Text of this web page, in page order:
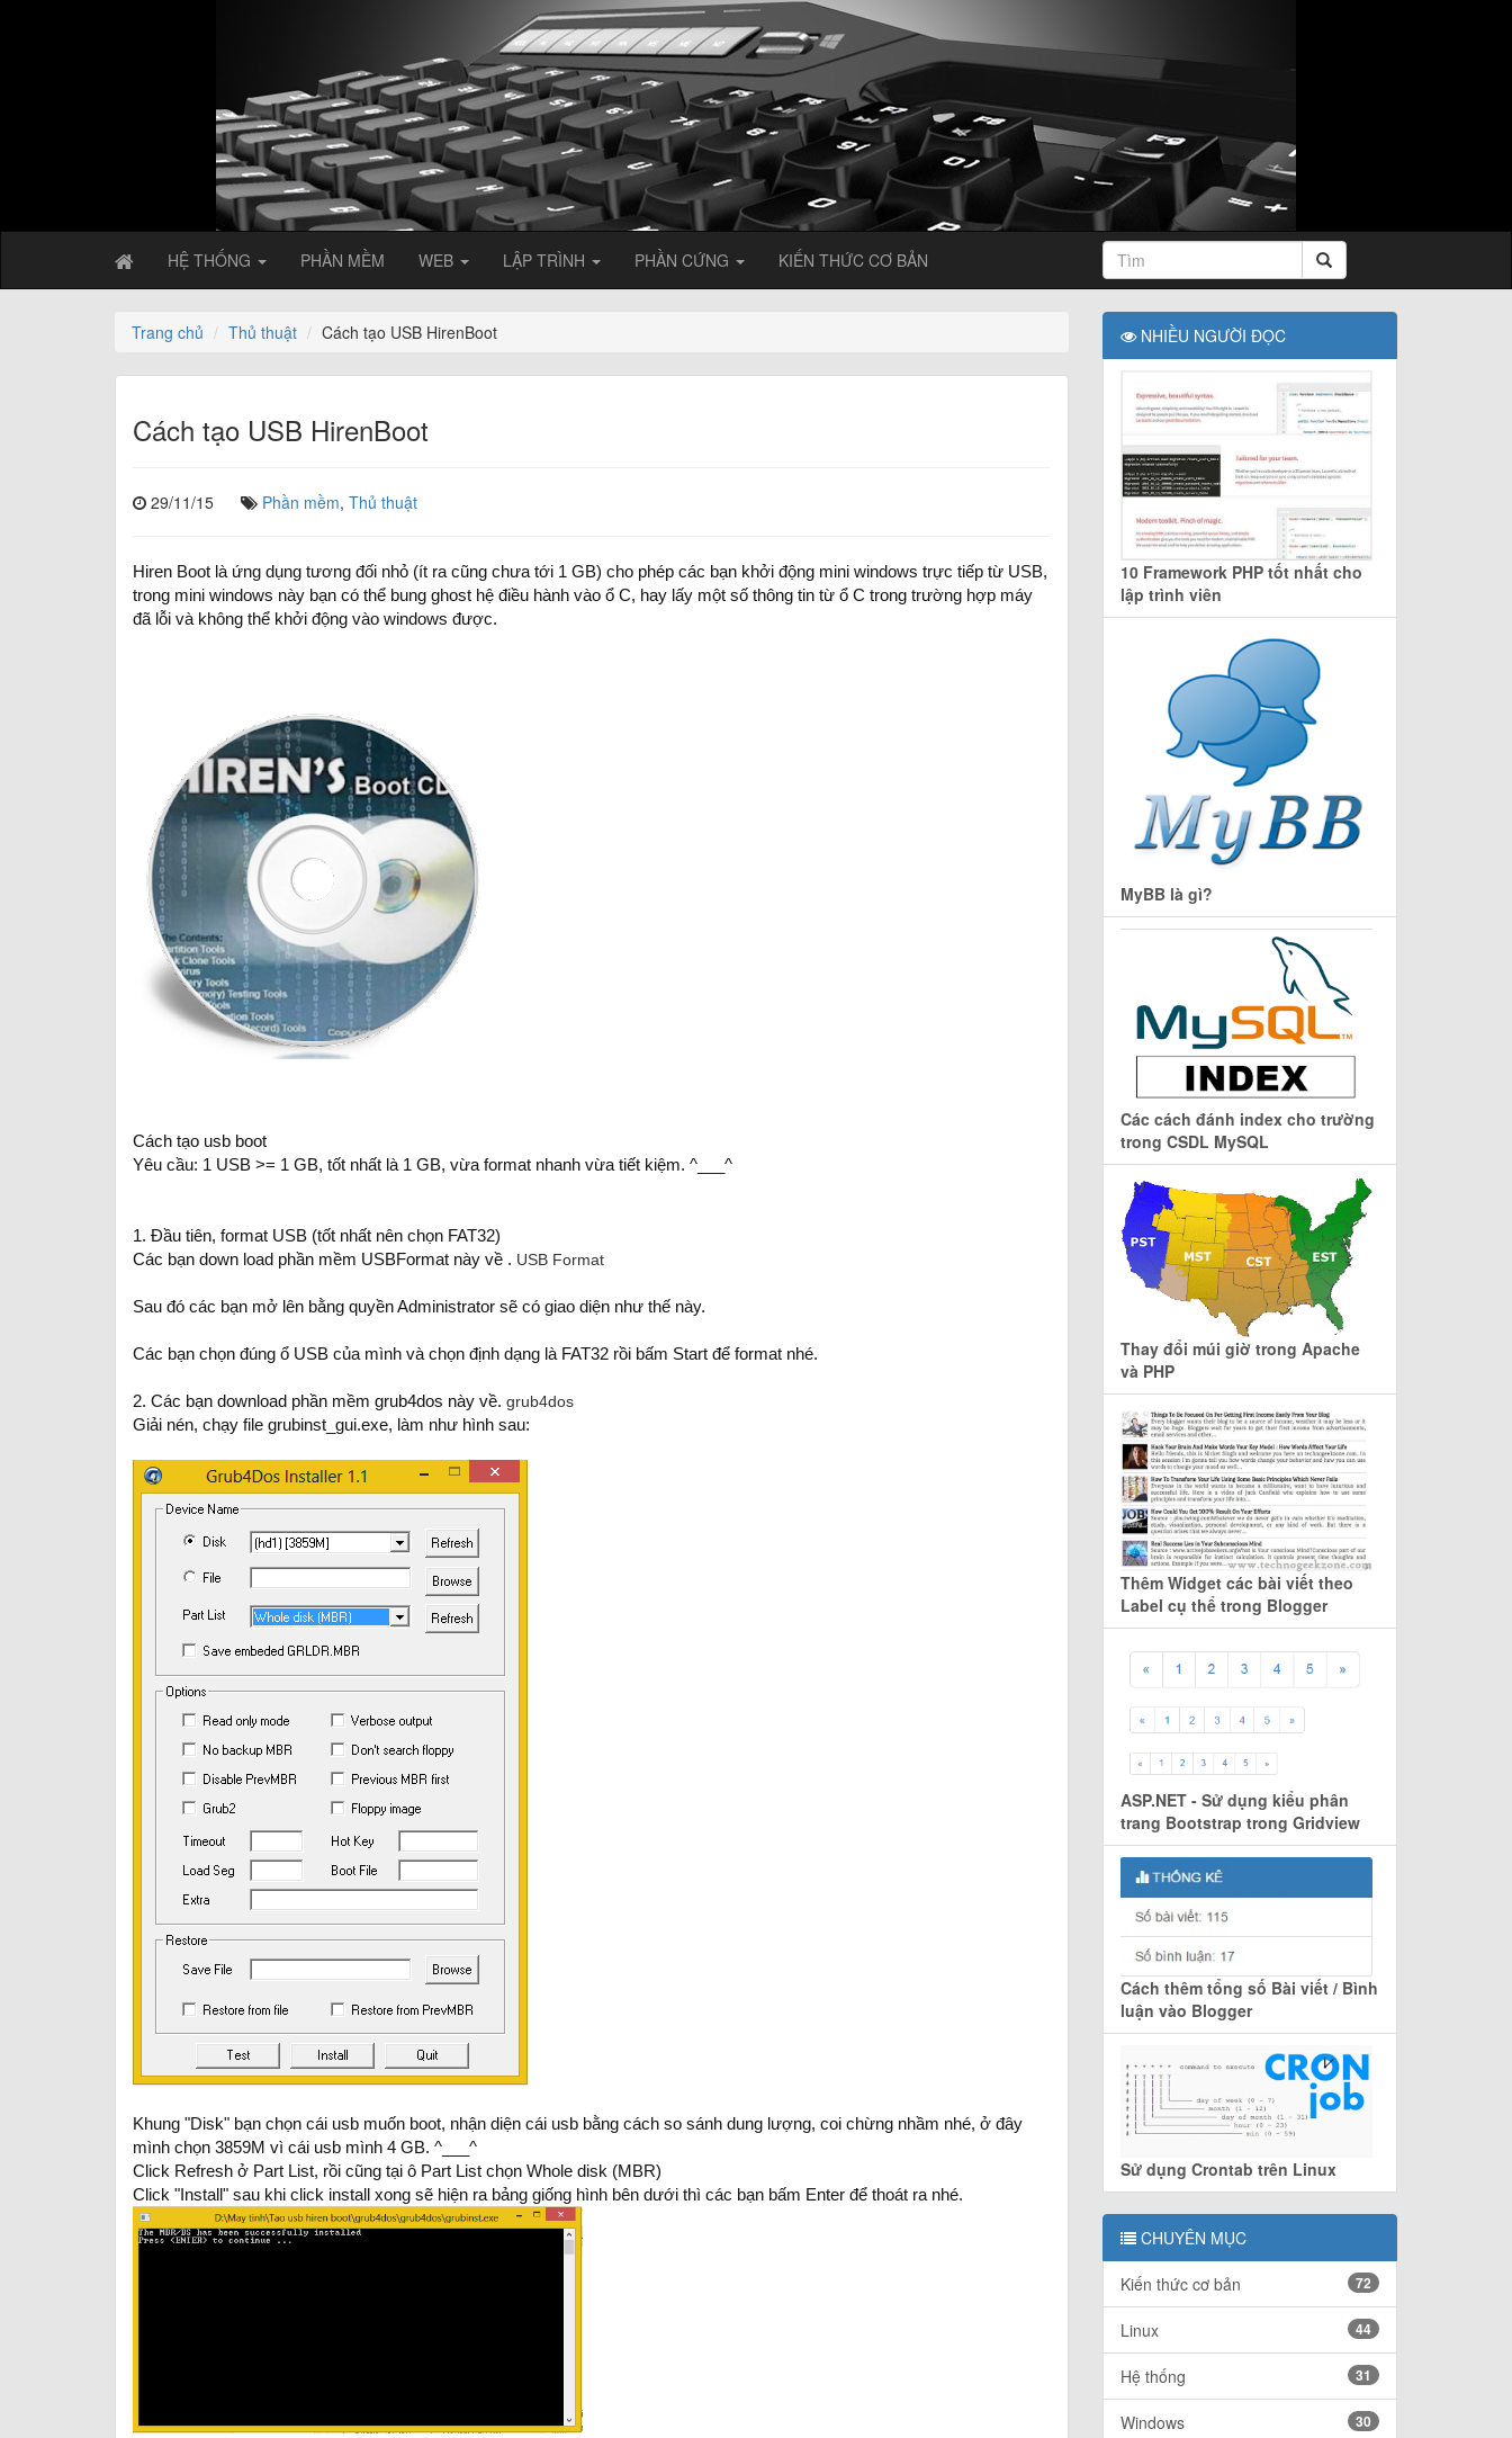
HỆ THỐNG PHẦN MỀM WEB LẬP TRÌNH PHẦN CỨNG KIẾN THỨC CƠ BẢN
Trang chủ Thủ thuật Cách tạo USB HirenBoot
Cách tạo USB HirenBoot
29/11/15 Phần mềm, Thủ thuật
Hiren Boot là ứng dụng tương đối nhỏ (ít ra cũng chưa tới 1 GB) cho phép các bạn khởi động mini windows trực tiếp từ USB,
trong mini windows này bạn có thể bung ghost hệ điều hành vào ổ C, hay lấy một số thông tin từ ổ C trong trường hợp máy
đã lỗi và không thể khởi động vào windows được.
Cách tạo usb boot
Yêu cầu: 1 USB >= 1 GB, tốt nhất là 1 GB, vừa format nhanh vừa tiết kiệm. ^___^
1. Đầu tiên, format USB (tốt nhất nên chọn FAT32)
Các bạn down load phần mềm USBFormat này về . USB Format
Sau đó các bạn mở lên bằng quyền Administrator sẽ có giao diện như thế này.
Các bạn chọn đúng ổ USB của mình và chọn định dạng là FAT32 rồi bấm Start để format nhé.
2. Các bạn download phần mềm grub4dos này về. grub4dos
Giải nén, chạy file grubinst_gui.exe, làm như hình sau:
Khung "Disk" bạn chọn cái usb muốn boot, nhận diện cái usb bằng cách so sánh dung lượng, coi chừng nhầm nhé, ở đây
mình chọn 3859M vì cái usb mình 4 GB. ^___^
Click Refresh ở Part List, rồi cũng tại ô Part List chọn Whole disk (MBR)
Click "Install" sau khi click install xong sẽ hiện ra bảng giống hình bên dưới thì các bạn bấm Enter để thoát ra nhé.
NHIỀU NGƯỜI ĐỌC
10 Framework PHP tốt nhất cho
lập trình viên
MyBB là gì?
Các cách đánh index cho trường
trong CSDL MySQL
Thay đổi múi giờ trong Apache
và PHP
Thêm Widget các bài viết theo
Label cụ thể trong Blogger
ASP.NET - Sử dụng kiểu phân
trang Bootstrap trong Gridview
Cách thêm tổng số Bài viết / Bình
luận vào Blogger
Sử dụng Crontab trên Linux
CHUYÊN MỤC
Kiến thức cơ bản 72
Linux 44
Hệ thống 31
Windows 30